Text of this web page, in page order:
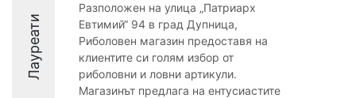
Лауреати
Разположен на улица „Патриарх
Евтимий“ 94 в град Дупница,
Риболовен магазин предоставя на
клиентите си голям избор от
риболовни и ловни артикули.
Магазинът предлага на ентусиастите